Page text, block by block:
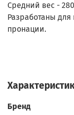
Средний вес -
Разработаны для
пронации.
Бренд